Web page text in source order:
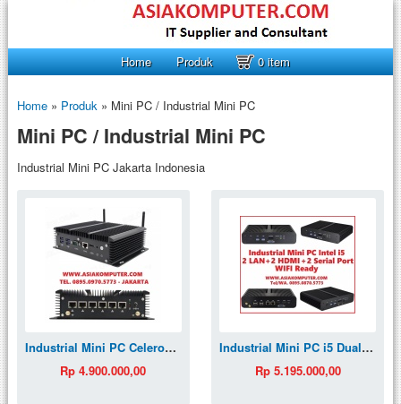
Home Produk 0 item
Home» Produk» Mini PC / Industrial Mini PC
Mini PC / Industrial Mini PC
Industrial Mini PC Jakarta Indonesia
Industrial Mini PC Celeron 6 LAN UTM Router Firewall Pfsense
Rp 4.900.000,00
Industrial Mini PC i5 Dual LAN Dual HDMI Dual Serial Comm Port Fanless
Rp 5.195.000,00